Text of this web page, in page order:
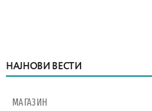
НАЈНОВИ ВЕСТИ
МАГАЗИН